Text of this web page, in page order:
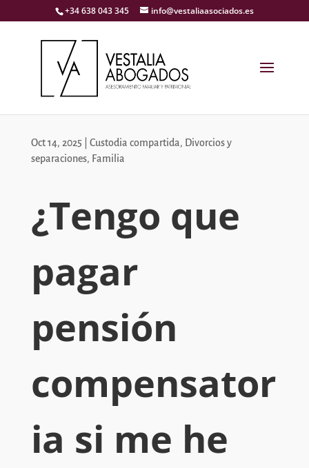
+34 638 043 345 info@vestaliaasociados.es
Oct 14, 2025 Custodia compartida, Divorcios y
separaciones, Familia
¿Tengo que
pagar
pensión
compensator
ia si me he